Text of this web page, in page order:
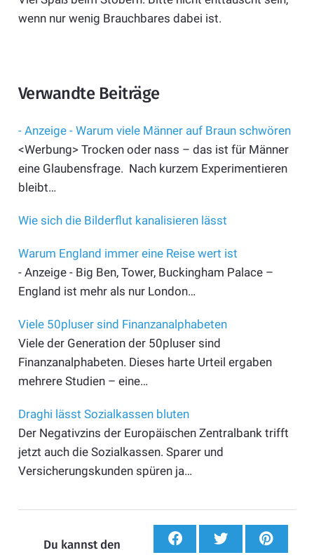
wenn nur wenig Brauchbares dabei ist.
Verwandte Beiträge
- Anzeige - Warum viele Männer auf Braun schwören
<Werbung> Trocken oder nass – das ist für Männer
eine Glaubensfrage. Nach kurzem Experimentieren
bleibt…
Wie sich die Bilderflut kanalisieren lässt
Warum England immer eine Reise wert ist
- Anzeige - Big Ben, Tower, Buckingham Palace –
England ist mehr als nur London…
Viele 50pluser sind Finanzanalphabeten
Viele der Generation der 50pluser sind
Finanzanalphabeten. Dieses harte Urteil ergaben
mehrere Studien – eine…
Draghi lässt Sozialkassen bluten
Der Negativzins der Europäischen Zentralbank trifft
jetzt auch die Sozialkassen. Sparer und
Versicherungskunden spüren ja…
Du kannst den